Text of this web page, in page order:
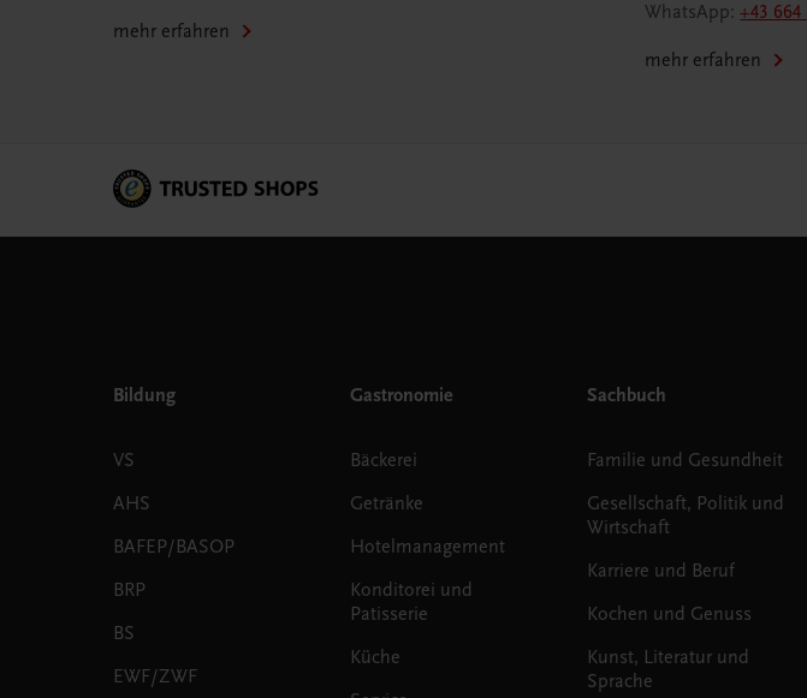
mehr erfahren
WhatsApp:+43 664
mehr erfahren
Bildung
VS
AHS
BAFEP/BASOP
BRP
BS
EWF/ZWF
Gastronomie
Bäckerei
Getränke
Hotelmanagement
Konditorei und
Patisserie
Küche
Sachbuch
Familie und Gesundheit
Gesellschaft, Politik und
Wirtschaft
Karriere und Beruf
Kochen und Genuss
Kunst, Literatur und
Sprache